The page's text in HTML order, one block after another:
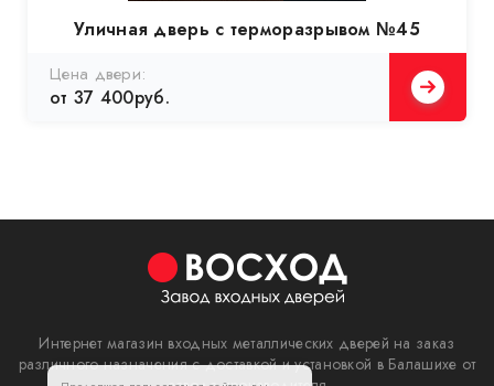
Уличная дверь с терморазрывом №45
Цена двери:
от 37 400руб.
Интернет магазин входных металлических дверей на заказ
различного назначения с доставкой и установкой в Балашихе от